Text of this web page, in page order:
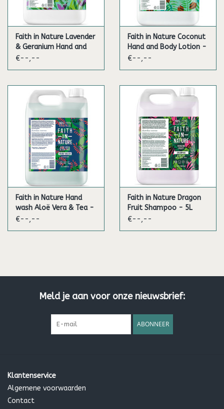
Faith in Nature Lavender
& Geranium Hand and
Body Lotion - 5L
€--,--
Faith in Nature Coconut
Hand and Body Lotion -
5L
€--,--
Faith in Nature Hand
wash Aloë Vera & Tea -
5L
€--,--
Faith in Nature Dragon
Fruit Shampoo - 5L
€--,--
Meld je aan voor onze nieuwsbrief:
ABONNEER
Klantenservice
Algemene voorwaarden
Contact